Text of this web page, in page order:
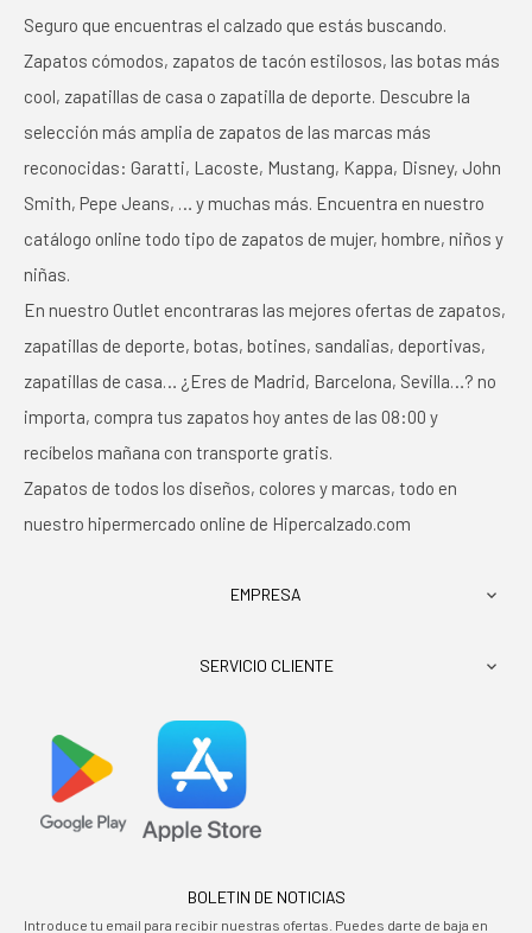
Seguro que encuentras el calzado que estás buscando.
Zapatos cómodos, zapatos de tacón estilosos, las botas más
cool, zapatillas de casa o zapatilla de deporte. Descubre la
selección más amplia de zapatos de las marcas más
reconocidas: Garatti, Lacoste, Mustang, Kappa, Disney, John
Smith, Pepe Jeans, … y muchas más. Encuentra en nuestro
catálogo online todo tipo de zapatos de mujer, hombre, niños y
niñas.
En nuestro Outlet encontraras las mejores ofertas de zapatos,
zapatillas de deporte, botas, botines, sandalias, deportivas,
zapatillas de casa… ¿Eres de Madrid, Barcelona, Sevilla…? no
importa, compra tus zapatos hoy antes de las 08:00 y
recíbelos mañana con transporte gratis.
Zapatos de todos los diseños, colores y marcas, todo en
nuestro hipermercado online de Hipercalzado.com
EMPRESA 
SERVICIO CLIENTE 
BOLETIN DE NOTICIAS
Introduce tu email para recibir nuestras ofertas. Puedes darte de baja en